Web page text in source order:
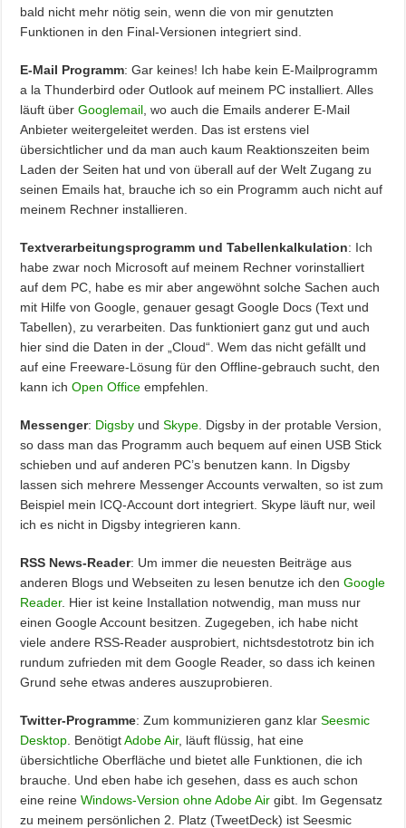
bald nicht mehr nötig sein, wenn die von mir genutzten
Funktionen in den Final-Versionen integriert sind.
E-Mail Programm: Gar keines! Ich habe kein E-Mailprogramm
a la Thunderbird oder Outlook auf meinem PC installiert. Alles
läuft überGooglemail , wo auch die Emails anderer E-Mail
Anbieter weitergeleitet werden. Das ist erstens viel
übersichtlicher und da man auch kaum Reaktionszeiten beim
Laden der Seiten hat und von überall auf der Welt Zugang zu
seinen Emails hat, brauche ich so ein Programm auch nicht auf
meinem Rechner installieren.
Textverarbeitungsprogramm und Tabellenkalkulation: Ich
habe zwar noch Microsoft auf meinem Rechner vorinstalliert
auf dem PC, habe es mir aber angewöhnt solche Sachen auch
mit Hilfe von Google, genauer gesagt Google Docs (Text und
Tabellen), zu verarbeiten. Das funktioniert ganz gut und auch
hier sind die Daten in der „Cloud“. Wem das nicht gefällt und
auf eine Freeware-Lösung für den Offline-gebrauch sucht, den
kann ichOpen Office empfehlen.
Messenger: Digsby undSkype . Digsby in der protable Version,
so dass man das Programm auch bequem auf einen USB Stick
schieben und auf anderen PC’s benutzen kann. In Digsby
lassen sich mehrere Messenger Accounts verwalten, so ist zum
Beispiel mein ICQ-Account dort integriert. Skype läuft nur, weil
ich es nicht in Digsby integrieren kann.
RSS News-Reader: Um immer die neuesten Beiträge aus
anderen Blogs und Webseiten zu lesen benutze ich denGoogle
Reader. Hier ist keine Installation notwendig, man muss nur
einen Google Account besitzen. Zugegeben, ich habe nicht
viele andere RSS-Reader ausprobiert, nichtsdestotrotz bin ich
rundum zufrieden mit dem Google Reader, so dass ich keinen
Grund sehe etwas anderes auszuprobieren.
Twitter-Programme: Zum kommunizieren ganz klarSeesmic
Desktop . BenötigtAdobe Air, läuft flüssig, hat eine
übersichtliche Oberfläche und bietet alle Funktionen, die ich
brauche. Und eben habe ich gesehen, dass es auch schon
eine reineWindows-Version ohne Adobe Air gibt. Im Gegensatz
zu meinem persönlichen 2. Platz (TweetDeck) ist Seesmic